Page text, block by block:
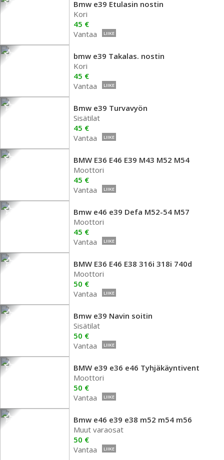
Bmw e39 Etulasin nostin
Kori
45 €
Vantaa
LIIKE
bmw e39 Takalas. nostin
Kori
45 €
Vantaa
LIIKE
Bmw e39 Turvavyön
Sisätilat
45 €
Vantaa
LIIKE
BMW E36 E46 E39 M43 M52 M54
Moottori
45 €
Vantaa
LIIKE
Bmw e46 e39 Defa M52-54 M57
Moottori
45 €
Vantaa
LIIKE
BMW E36 E46 E38 316i 318i 740d
Moottori
50 €
Vantaa
LIIKE
Bmw e39 Navin soitin
Sisätilat
50 €
Vantaa
LIIKE
BMW e39 e36 e46 Tyhjäkäyntivent
Moottori
50 €
Vantaa
LIIKE
Bmw e46 e39 e38 m52 m54 m56
Muut varaosat
50 €
Vantaa
LIIKE